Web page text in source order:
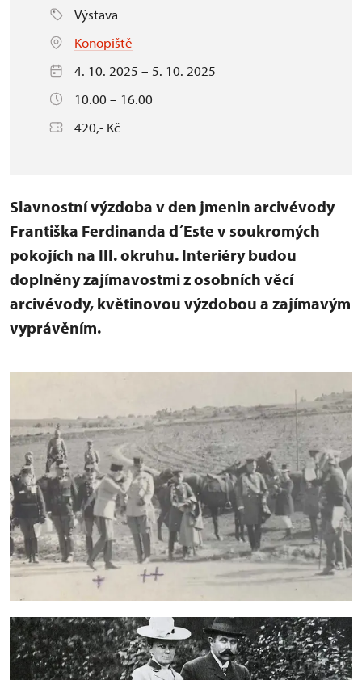
Výstava
Konopiště
4. 10. 2025 – 5. 10. 2025
10.00 – 16.00
420,- Kč
Slavnostní výzdoba v den jmenin arcivévody
Františka Ferdinanda d´Este v soukromých
pokojích na III. okruhu. Interiéry budou
doplněny zajímavostmi z osobních věcí
arcivévody, květinovou výzdobou a zajímavým
vyprávěním.